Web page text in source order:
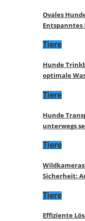
Ovales
Entspanntes
Tiere
Hunde
optimale
Tiere
Hunde
unterwegs
Tiere
Sicherheit:
Tiere
Effiziente